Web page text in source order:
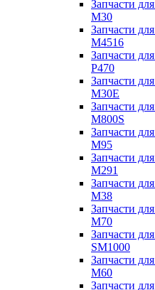
Запчасти
M30
Запчасти
M4516
Запчасти
P470
Запчасти
M30E
Запчасти
M800S
Запчасти
M95
Запчасти
M291
Запчасти
M38
Запчасти
M70
Запчасти
SM1000
Запчасти
M60
Запчасти